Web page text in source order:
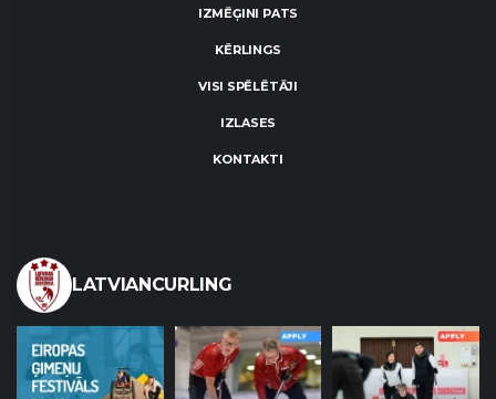
IZMĒĢINI PATS
KĒRLINGS
VISI SPĒLĒTĀJI
IZLASES
KONTAKTI
LATVIANCURLING